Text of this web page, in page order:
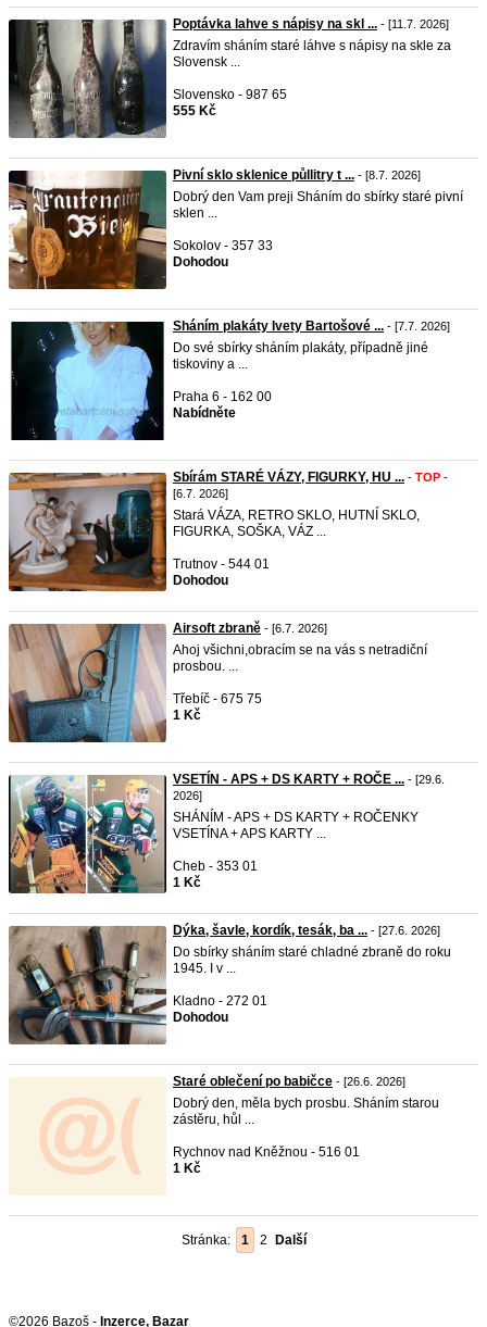
Poptávka lahve s nápisy na skl ... - [11.7. 2026]
Zdravím sháním staré láhve s nápisy na skle za
Slovensk ...
Slovensko - 987 65
555 Kč
Pivní sklo sklenice půllitry t ... - [8.7. 2026]
Dobrý den Vam preji Sháním do sbírky staré pivní
sklen ...
Sokolov - 357 33
Dohodou
Sháním plakáty Ivety Bartošové ... - [7.7. 2026]
Do své sbírky sháním plakáty, případně jiné
tiskoviny a ...
Praha 6 - 162 00
Nabídněte
Sbírám STARÉ VÁZY, FIGURKY, HU ... - TOP -
[6.7. 2026]
Stará VÁZA, RETRO SKLO, HUTNÍ SKLO,
FIGURKA, SOŠKA, VÁZ ...
Trutnov - 544 01
Dohodou
Airsoft zbraně - [6.7. 2026]
Ahoj všichni, ​obracím se na vás s netradiční
prosbou. ...
Třebíč - 675 75
1 Kč
VSETÍN - APS + DS KARTY + ROČE ... - [29.6.
2026]
SHÁNÍM - APS + DS KARTY + ROČENKY
VSETÍNA + APS KARTY ...
Cheb - 353 01
1 Kč
Dýka, šavle, kordík, tesák, ba ... - [27.6. 2026]
Do sbírky sháním staré chladné zbraně do roku
1945. I v ...
Kladno - 272 01
Dohodou
Staré oblečení po babičce - [26.6. 2026]
Dobrý den, měla bych prosbu. Sháním starou
zástěru, hůl ...
Rychnov nad Kněžnou - 516 01
1 Kč
Stránka: 1 2 Další
©2026 Bazoš - Inzerce, Bazar